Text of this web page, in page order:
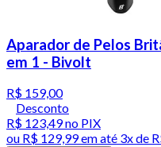
Aparador de Pelos
em 1 - Bivolt
R$ 159,00
Desconto
R$ 123,49no PIX
ou R$ 129,99em até 3x de